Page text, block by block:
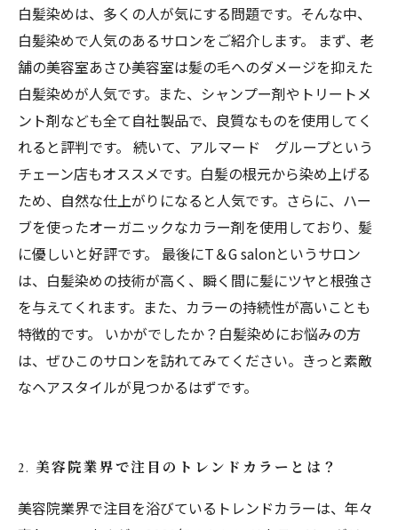
白髪染めは、多くの人が気にする問題です。そんな中、
白髪染めで人気のあるサロンをご紹介します。 まず、老
舗の美容室あさひ美容室は髪の毛へのダメージを抑えた
白髪染めが人気です。また、シャンプー剤やトリートメ
ント剤なども全て自社製品で、良質なものを使用してく
れると評判です。 続いて、アルマード グループという
チェーン店もオススメです。白髪の根元から染め上げる
ため、自然な仕上がりになると人気です。さらに、ハー
ブを使ったオーガニックなカラー剤を使用しており、髪
に優しいと好評です。 最後にT＆G salonというサロン
は、白髪染めの技術が高く、瞬く間に髪にツヤと根強さ
を与えてくれます。また、カラーの持続性が高いことも
特徴的です。 いかがでしたか？白髪染めにお悩みの方
は、ぜひこのサロンを訪れてみてください。きっと素敵
なヘアスタイルが見つかるはずです。
2. 美容院業界で注目のトレンドカラーとは？
美容院業界で注目を浴びているトレンドカラーは、年々